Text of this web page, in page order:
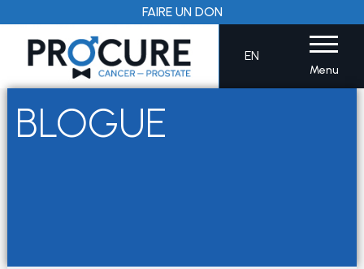
au
contenu
FAIRE UN DON
EN
Menu
BLOGUE